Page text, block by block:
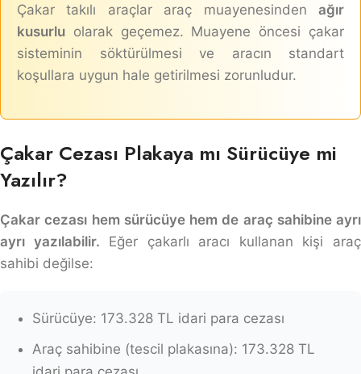
Çakar takılı araçlar araç muayenesinden ağır
kusurlu olarak geçemez. Muayene öncesi çakar
sisteminin söktürülmesi ve aracın standart
koşullara uygun hale getirilmesi zorunludur.
Çakar Cezası Plakaya mı Sürücüye mi
Yazılır?
Çakar cezası hem sürücüye hem de araç sahibine ayrı
ayrı yazılabilir. Eğer çakarlı aracı kullanan kişi araç
sahibi değilse:
Sürücüye: 173.328 TL idari para cezası
Araç sahibine (tescil plakasına): 173.328 TL